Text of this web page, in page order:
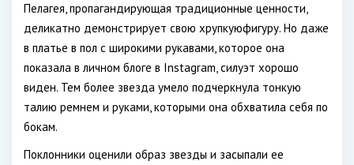
Пелагея, пропагандирующая традиционные ценности,
деликатно демонстрирует свою хрупкуюфигуру. Но даже
в платье в пол с широкими рукавами, которое она
показала в личном блоге в Instagram, силуэт хорошо
виден. Тем более звезда умело подчеркнула тонкую
талию ремнем и руками, которыми она обхватила себя по
бокам.
Поклонники оценили образ звезды и засыпали ее